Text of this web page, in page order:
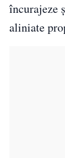
încurajeze
aliniate